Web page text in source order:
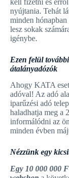
nyújtania. Tehát
minden hónapban
lesz sokak
igénybe.
Ezen felül
átalányadózók
Ahogy KATA
adóval! Az adó
iparűzési adó
haladhatja meg a
informálódni az
minden évben
Nézzünk egy
Egy 10 000 000